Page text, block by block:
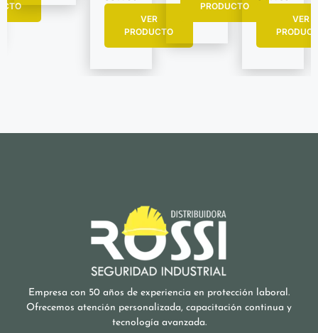
VER
PRODUCTO
PRODUCTO
VER
Empresa con 50 años de experiencia en protección laboral.
Ofrecemos atención personalizada, capacitación continua y
tecnología avanzada.